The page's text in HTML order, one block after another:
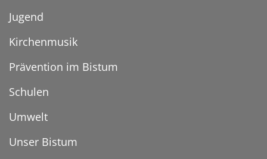
Jugend
Kirchenmusik
Prävention im Bistum
Schulen
Umwelt
Unser Bistum